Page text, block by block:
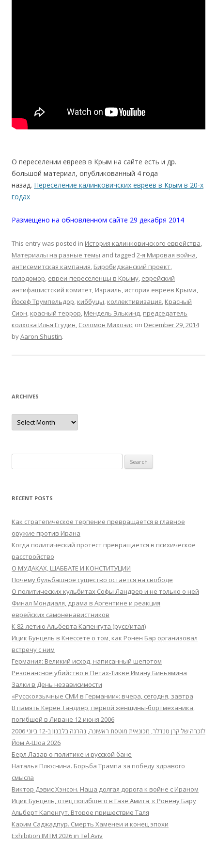
О переселении евреев в Крым на сайте есть и др.
большой материал, опубликованный 4 года
назад. Переселение калинковичских евреев в Крым в 20-х
годах
Размещено на обновленном сайте 29 декабря 2014
This entry was posted in История калинковичского еврейства,
Материалы на разные темы and tagged 2-я Мировая война,
антисемитская кампания, Биробиджанский проект,
голодомор, евреи-переселенцы в Крыму, еврейский
антифашистский комитет, Израиль, история евреев Крыма,
Йосеф Трумпельдор, киббуцы, коллективизация, Красный
Сион, красный террор, Мендель Элькинд, председатель
колхоза Илья Егудин, Соломон Михоэлс on December 29, 2014
byAaron Shustin.
ARCHIVES
Archives
for:
RECENT POSTS
Как стратегическое терпение превращается в главное
оружие против Ирана
Когда политический протест превращается в психическое
расстройство
О МУДАКАХ, ШАББАТЕ И КОНСТИТУЦИИ
Почему бульбашное существо остается на свободе
О политических кульбитах Софы Ландвер и не только о ней
Финал Мондиаля, драма в Аргентине и реакция
еврейских самоненавистников
К 82-летию Альберта Капенгута (русс/итал)
Ицик Бунцель в Кнессете о том, как Ронен Бар организовал
встречу с ним
Германия: Великий исход, написанный шепотом
Резонансное убийство в Петах-Тикве Иману Биньямина
Залки в День независимости
«Русскоязычные СМИ в Германии»: вчера, сегодня, завтра
В память Керен Тандлер, первой женщины-бортмеханика,
погибшей в Ливане 12 июня 2006
לזכרה של קרן טנדלר, מכונאית מוטסת ראשונה, נהרגה בלבנון ב-12 ביוני 2006
Йом А-Шоа 2026
Берл Лазар о политике и русской бане
Наталья Плюснина. Борьба Трампа за победу здравого
смысла
Виктор Дэвис Хэнсон. Наша долгая дорога к войне с Ираном
Ицик Бунцель, отец погибшего в Газе Амита, к Ронену Бару
Альберт Капенгут. Второе пришествие Таля
Карим Саджадпур. Смерть Хаменеи и конец эпохи
Exhibition IMTM 2026 in Tel Aviv